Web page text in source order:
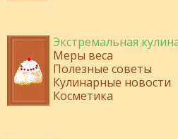
Экстремальная
Меры веса
Полезные советы
Кулинарные новости
Косметика